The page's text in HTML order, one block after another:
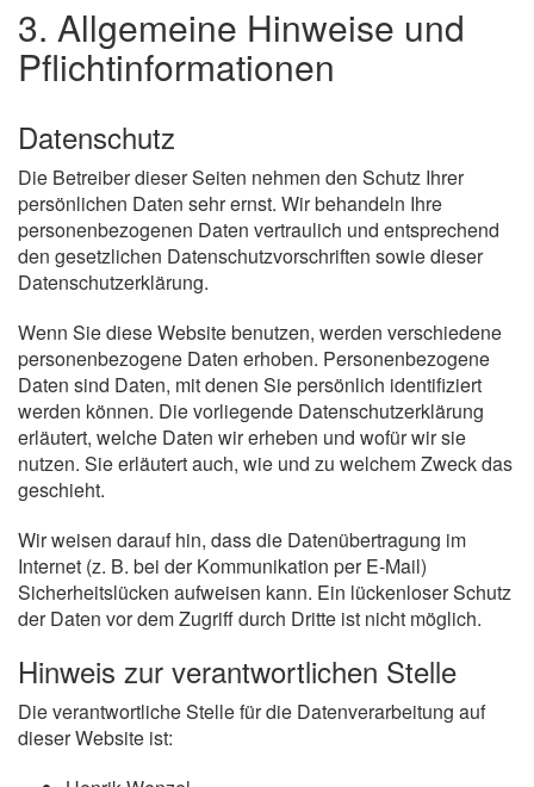
3. Allgemeine Hinweise und
Pflicht­informationen
Datenschutz
Die Betreiber dieser Seiten nehmen den Schutz Ihrer
persönlichen Daten sehr ernst. Wir behandeln Ihre
personenbezogenen Daten vertraulich und entsprechend
den gesetzlichen Datenschutzvorschriften sowie dieser
Datenschutzerklärung.
Wenn Sie diese Website benutzen, werden verschiedene
personenbezogene Daten erhoben. Personenbezogene
Daten sind Daten, mit denen Sie persönlich identifiziert
werden können. Die vorliegende Datenschutzerklärung
erläutert, welche Daten wir erheben und wofür wir sie
nutzen. Sie erläutert auch, wie und zu welchem Zweck das
geschieht.
Wir weisen darauf hin, dass die Datenübertragung im
Internet (z. B. bei der Kommunikation per E-Mail)
Sicherheitslücken aufweisen kann. Ein lückenloser Schutz
der Daten vor dem Zugriff durch Dritte ist nicht möglich.
Hinweis zur verantwortlichen Stelle
Die verantwortliche Stelle für die Datenverarbeitung auf
dieser Website ist: